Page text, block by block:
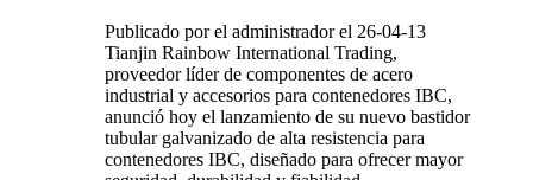
Publicado por el administrador el 26-04-13
Tianjin Rainbow International Trading,
proveedor líder de componentes de acero
industrial y accesorios para contenedores IBC,
anunció hoy el lanzamiento de su nuevo bastidor
tubular galvanizado de alta resistencia para
contenedores IBC, diseñado para ofrecer mayor